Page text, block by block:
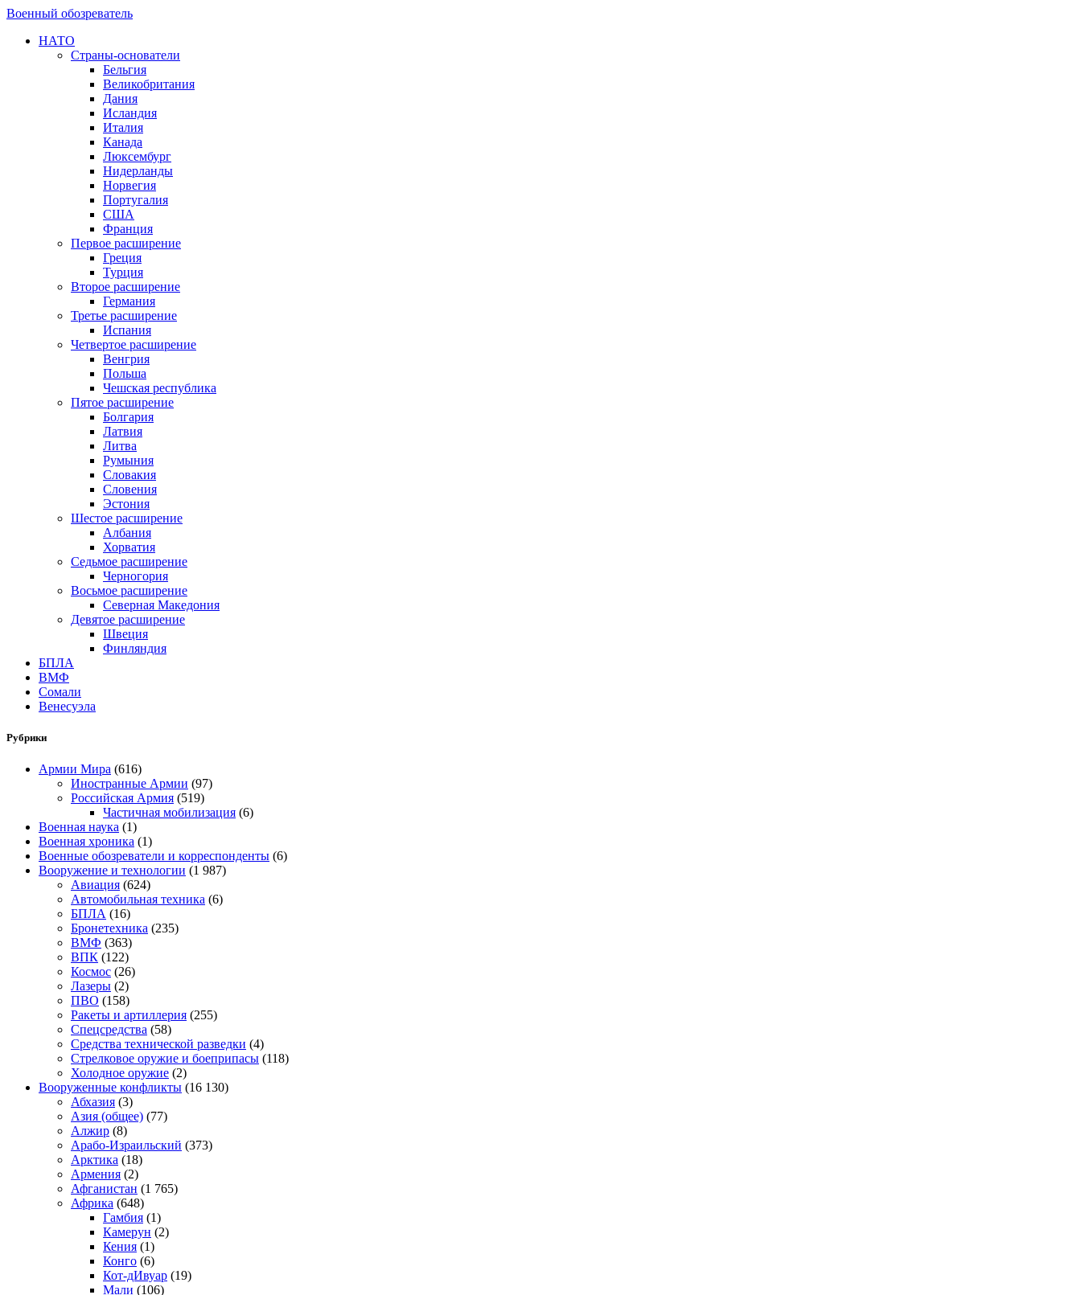
Военный обозреватель
НАТО
Страны-основатели
Бельгия
Великобритания
Дания
Исландия
Италия
Канада
Люксембург
Нидерланды
Норвегия
Португалия
США
Франция
Первое расширение
Греция
Турция
Второе расширение
Германия
Третье расширение
Испания
Четвертое расширение
Венгрия
Польша
Чешская республика
Пятое расширение
Болгария
Латвия
Литва
Румыния
Словакия
Словения
Эстония
Шестое расширение
Албания
Хорватия
Седьмое расширение
Черногория
Восьмое расширение
Северная Македония
Девятое расширение
Швеция
Финляндия
БПЛА
ВМФ
Сомали
Венесуэла
Рубрики
Армии Мира (616)
Иностранные Армии (97)
Российская Армия (519)
Частичная мобилизация (6)
Военная наука (1)
Военная хроника (1)
Военные обозреватели и корреспонденты (6)
Вооружение и технологии (1 987)
Авиация (624)
Автомобильная техника (6)
БПЛА (16)
Бронетехника (235)
ВМФ (363)
ВПК (122)
Космос (26)
Лазеры (2)
ПВО (158)
Ракеты и артиллерия (255)
Спецсредства (58)
Средства технической разведки (4)
Стрелковое оружие и боеприпасы (118)
Холодное оружие (2)
Вооруженные конфликты (16 130)
Абхазия (3)
Азия (общее) (77)
Алжир (8)
Арабо-Израильский (373)
Арктика (18)
Армения (2)
Афганистан (1 765)
Африка (648)
Гамбия (1)
Камерун (2)
Кения (1)
Конго (6)
Кот-дИвуар (19)
Мали (106)